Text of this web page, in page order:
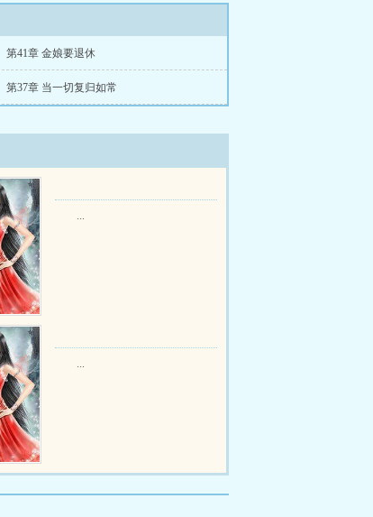
第41章 金娘要退休
第37章 当一切复归如常
...
...